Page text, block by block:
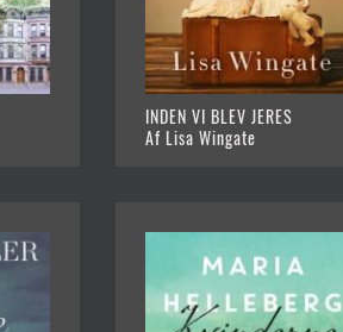
INDEN VI BLEV JERES
Af Lisa Wingate